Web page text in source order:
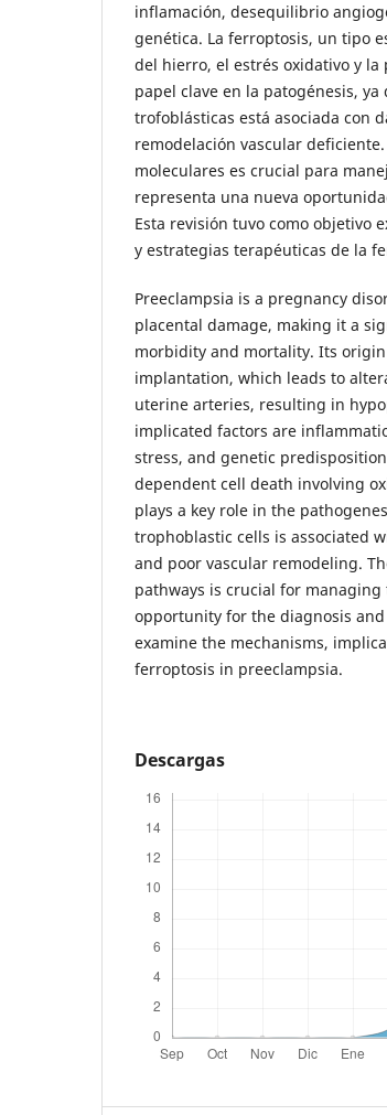
inflamación, desequilibrio
genética. La ferroptosis, un tipo
del hierro, el estrés oxidativo y
papel clave en la patogénesis,
trofoblásticas está asociada con
remodelación vascular
moleculares es crucial para
representa una nueva
Esta revisión tuvo como objetivo
y estrategias terapéuticas de la
Preeclampsia is a pregnancy
placental damage, making it a
morbidity and mortality. Its
implantation, which leads to
uterine arteries, resulting in
implicated factors are
stress, and genetic
dependent cell death involving
plays a key role in the
trophoblastic cells is associated
and poor vascular remodeling.
pathways is crucial for
opportunity for the diagnosis
examine the mechanisms,
ferroptosis in preeclampsia.
Descargas